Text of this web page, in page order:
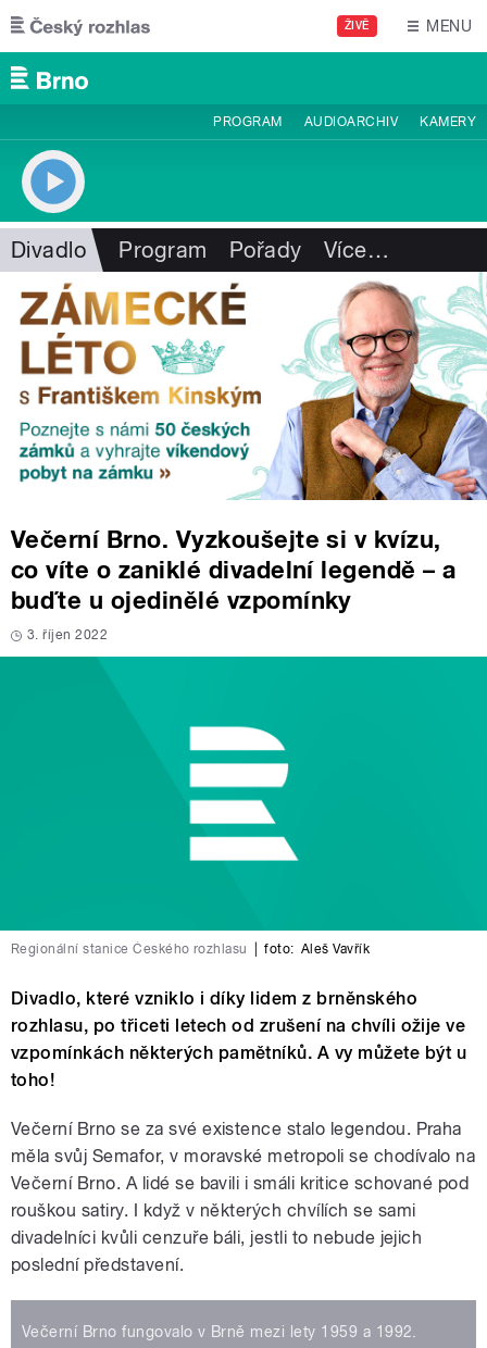
Přejít k hlavnímu obsahu
ŽIVĚ MENU
PROGRAM AUDIOARCHIV KAMERY
Divadlo Program Pořady Více…
Večerní Brno. Vyzkoušejte si v kvízu,
co víte o zaniklé divadelní legendě – a
buďte u ojedinělé vzpomínky
3. říjen 2022
Regionální stanice Českého rozhlasu foto: Aleš Vavřík
Divadlo, které vzniklo i díky lidem z brněnského
rozhlasu, po třiceti letech od zrušení na chvíli ožije ve
vzpomínkách některých pamětníků. A vy můžete být u
toho!
Večerní Brno se za své existence stalo legendou. Praha
měla svůj Semafor, v moravské metropoli se chodívalo na
Večerní Brno. A lidé se bavili i smáli kritice schované pod
rouškou satiry. I když v některých chvílích se sami
divadelníci kvůli cenzuře báli, jestli to nebude jejich
poslední představení.
Večerní Brno fungovalo v Brně mezi lety 1959 a 1992.